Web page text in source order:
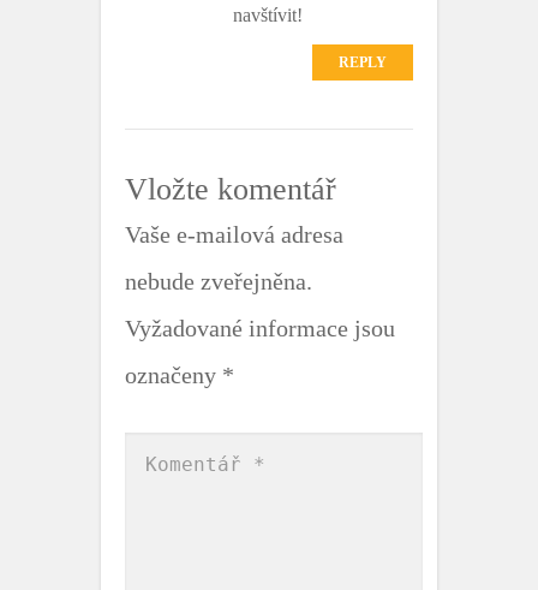
navštívit!
REPLY
Vložte komentář
Vaše e-mailová adresa
nebude zveřejněna.
Vyžadované informace jsou
označeny *